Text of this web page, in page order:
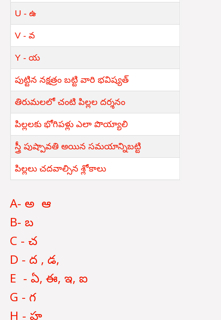
U - ఉ
V - వ
Y - య
పుట్టిన నక్షత్రం బట్టి వారి భవిష్యత్
తిరుమలలో చంటి పిల్లల దర్శనం
పిల్లలకు భోగిపళ్లు ఎలా పొయ్యాలి
స్త్రీ పుష్పావతి అయిన సమయాన్నిబట్టి
పిల్లలు చదవాల్సిన శ్లోకాలు
A- అ ఆ
B- బ
C - చ
D - ద , డ,
E - ఏ, ఈ, ఇ, ఐ
G - గ